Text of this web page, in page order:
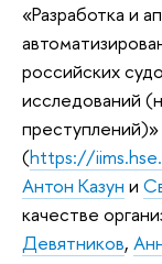
«Разработка и
российских
исследований
преступлений)»
(https://
Антон Казун и
качестве
Девятников,